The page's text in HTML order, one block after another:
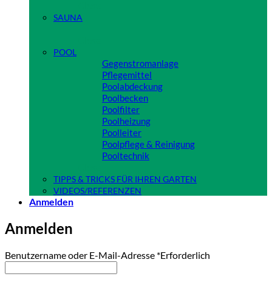
SAUNA
POOL
Gegenstromanlage
Pflegemittel
Poolabdeckung
Poolbecken
Poolfilter
Poolheizung
Poolleiter
Poolpflege & Reinigung
Pooltechnik
TIPPS & TRICKS FÜR IHREN GARTEN
VIDEOS/REFERENZEN
Anmelden
Anmelden
Benutzername oder E-Mail-Adresse *Erforderlich